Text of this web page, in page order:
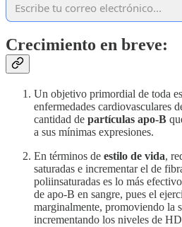
Crecimiento en breve:
Un objetivo primordial de toda
enfermedades cardiovasculares
cantidad de partículas apo-B
a sus mínimas expresiones.
En términos de estilo de vida,
saturadas e incrementar el de
poliinsaturadas es lo más
de apo-B en sangre, pues el
marginalmente, promoviendo la
incrementando los niveles de